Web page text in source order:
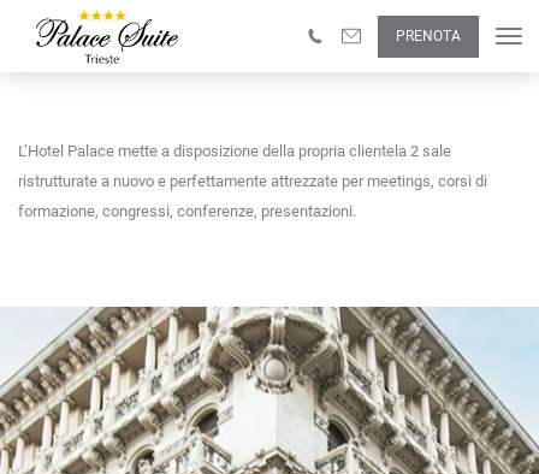
PRENOTA
SOLUZIONE PER I
VOSTRI EVENTI
L’Hotel Palace mette a disposizione della propria clientela 2 sale
ristrutturate a nuovo e perfettamente attrezzate per meetings, corsi di
formazione, congressi, conferenze, presentazioni.